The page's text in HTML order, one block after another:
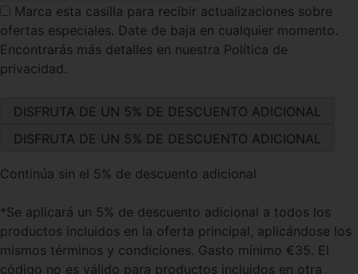
Marca esta casilla para recibir actualizaciones sobre
ofertas especiales. Date de baja en cualquier momento.
Encontrarás más detalles en nuestra Política de
privacidad.
Continúa sin el 5% de descuento adicional
*Se aplicará un 5% de descuento adicional a todos los
productos incluidos en la oferta principal, aplicándose los
mismos términos y condiciones. Gasto mínimo €35. El
código no es válido para productos incluidos en otra